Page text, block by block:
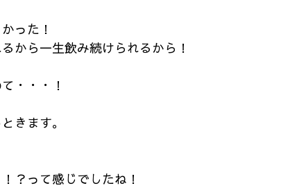
った！
から一生飲み続けられるから！
・・・！
きます。
？って感じでしたね！